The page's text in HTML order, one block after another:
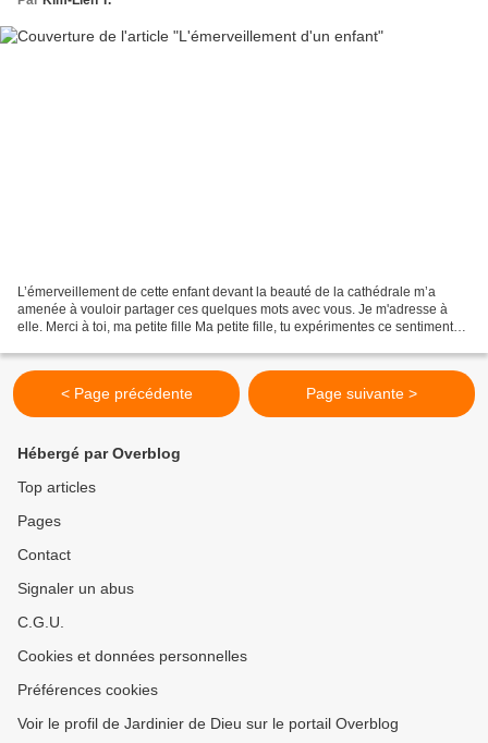
L’émerveillement de cette enfant devant la beauté de la cathédrale m’a
amenée à vouloir partager ces quelques mots avec vous. Je m'adresse à
elle. Merci à toi, ma petite fille Ma petite fille, tu expérimentes ce sentiment
< Page précédente Page suivante >
Hébergé par Overblog
Top articles
Pages
Contact
Signaler un abus
C.G.U.
Cookies et données personnelles
Préférences cookies
Voir le profil de Jardinier de Dieu sur le portail Overblog